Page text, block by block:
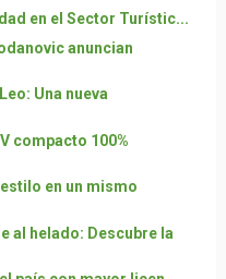
en el Sector Turístic...
anuncian
Una nueva
compacto 100%
en un mismo
al helado: Descubre la